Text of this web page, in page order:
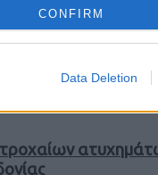
CONFIRM
Data Deletion
στη μη χρήση